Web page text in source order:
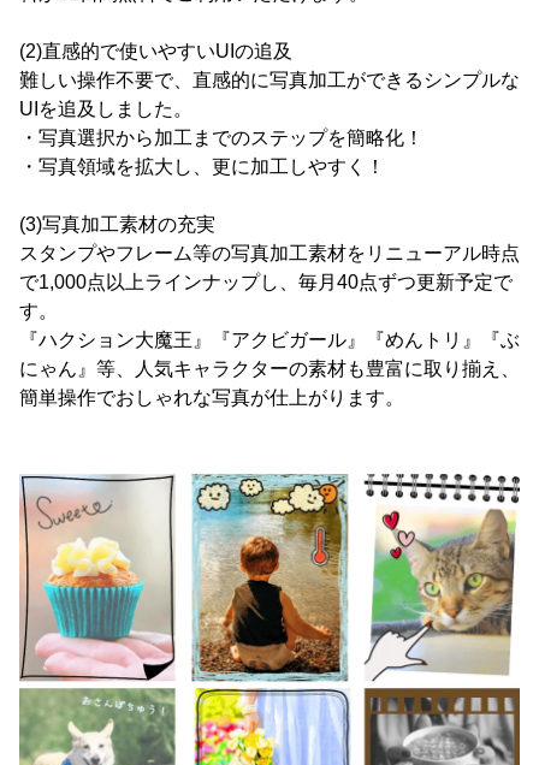
(2)直感的で使いやすいUIの追及
難しい操作不要で、直感的に写真加工ができるシンプルな
UIを追及しました。
・写真選択から加工までのステップを簡略化！
・写真領域を拡大し、更に加工しやすく！
(3)写真加工素材の充実
スタンプやフレーム等の写真加工素材をリニューアル時点
で1,000点以上ラインナップし、毎月40点ずつ更新予定で
す。
『ハクション大魔王』『アクビガール』『めんトリ』『ぶ
にゃん』等、人気キャラクターの素材も豊富に取り揃え、
簡単操作でおしゃれな写真が仕上がります。